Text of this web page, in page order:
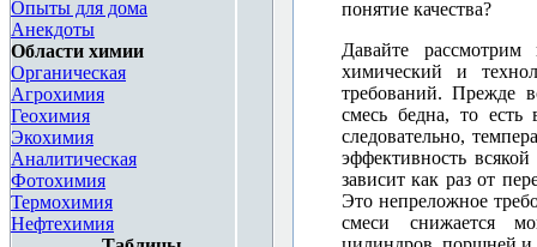
Опыты для дома
Анекдоты
Области химии
Органическая
Агрохимия
Геохимия
Экохимия
Аналитическая
Фотохимия
Термохимия
Нефтехимия
понятие качества?
Давайте
химический и
требований. Прежде
смесь бедна, то
следовательно,
эффективность
зависит как раз от
Это непреложное
смеси снижается